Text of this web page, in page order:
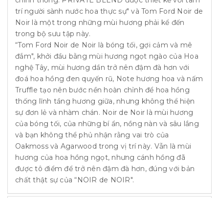
trí người sành nước hoa thực sự" và Tom Ford Noir de
Noir là một trong những mùi hương phải kể đến
trong bộ sưu tập này.
“Tom Ford Noir de Noir là bóng tối, gợi cảm và mê
đắm", khởi đầu bằng mùi hương ngọt ngào của Hoa
nghệ Tây, mùi hương dần trở nên đậm đà hơn với
đoá hoa hồng đen quyến rũ, Note hương hoa và nấm
Truffle tạo nên bước nền hoàn chỉnh để hoa hồng
thống lĩnh tầng hương giữa, nhưng không thể hiện
sự đơn lẻ và nhàm chán. Noir de Noir là mùi hương
của bóng tối, của những bí ẩn, nồng nàn và sâu lắng
và bạn không thể phủ nhận rằng vai trò của
Oakmoss và Agarwood trong vị trí này. Vẫn là mùi
hương của hoa hồng ngọt, nhưng cánh hồng đã
được tô điểm để trở nên đậm đà hơn, đúng với bản
chất thật sự của “NOIR de NOIR".